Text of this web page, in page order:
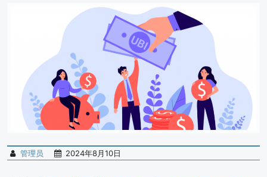
管理员 2024年8月10日